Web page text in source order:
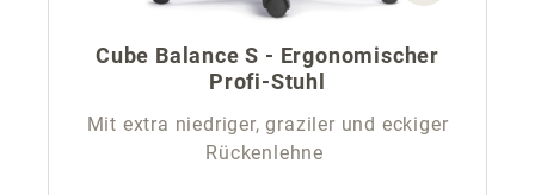
Cube Balance S - Ergonomischer
Profi-Stuhl
Mit extra niedriger, graziler und eckiger
Rückenlehne